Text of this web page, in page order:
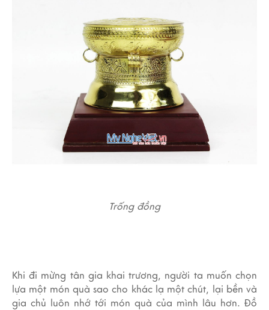
Trống đồng
Khi đi mừng tân gia khai trương, người ta muốn chọn
lựa một món quà sao cho khác lạ một chút, lại bền và
gia chủ luôn nhớ tới món quà của mình lâu hơn. Đồ